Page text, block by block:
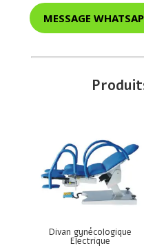
MESSAGE
Divan gynécologique
Electrique